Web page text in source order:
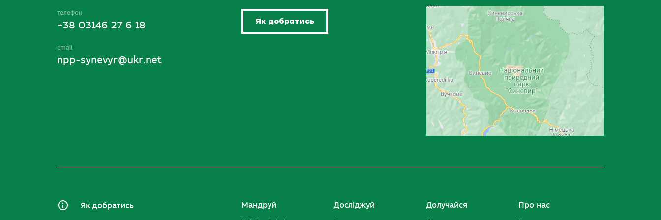
телефон
+38 03146 27 6 18
email
npp-synevyr@ukr.net
Як добратись
Як добратись Мандруй Досліджуй Долучайся Про нас